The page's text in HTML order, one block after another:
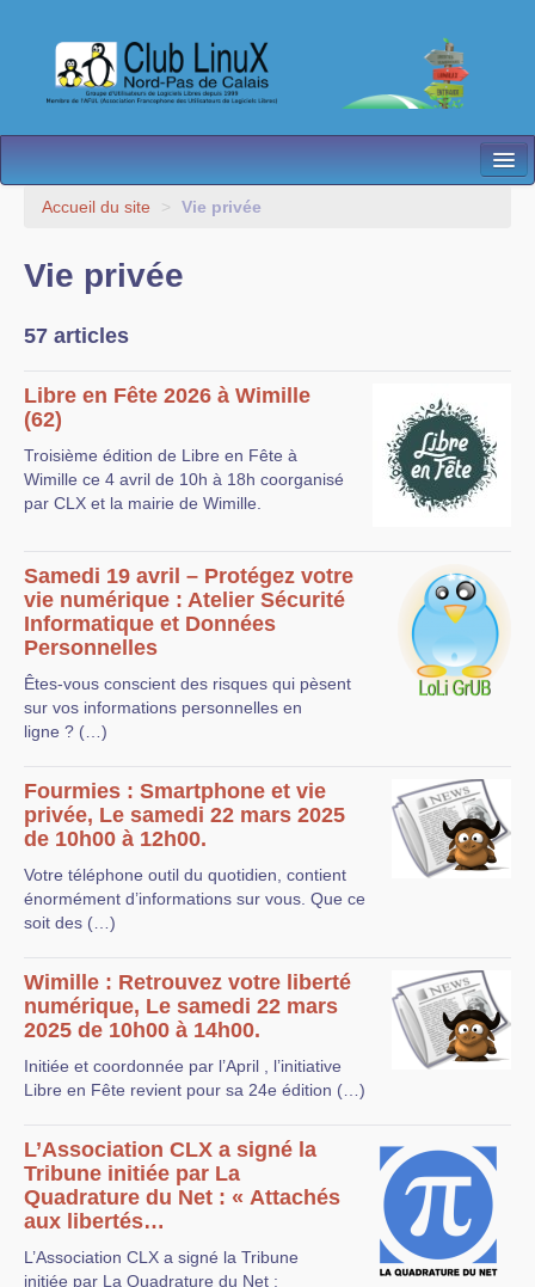
L’Association
Besoin d’Aide ?
Contact
Les antennes
Accueil du site > Vie privée
Vie privée
57 articles
Libre en Fête 2026 à Wimille
(62)
Troisième édition de Libre en Fête à
Wimille ce 4 avril de 10h à 18h coorganisé
par CLX et la mairie de Wimille.
Samedi 19 avril – Protégez votre
vie numérique : Atelier Sécurité
Informatique et Données
Personnelles
Êtes-vous conscient des risques qui pèsent
sur vos informations personnelles en
ligne ? (…)
Fourmies : Smartphone et vie
privée, Le samedi 22 mars 2025
de 10h00 à 12h00.
Votre téléphone outil du quotidien, contient
énormément d’informations sur vous. Que ce
soit des (…)
Wimille : Retrouvez votre liberté
numérique, Le samedi 22 mars
2025 de 10h00 à 14h00.
Initiée et coordonnée par l’April , l’initiative
Libre en Fête revient pour sa 24e édition (…)
L’Association CLX a signé la
Tribune initiée par La
Quadrature du Net : « Attachés
aux libertés…
L’Association CLX a signé la Tribune
initiée par La Quadrature du Net :